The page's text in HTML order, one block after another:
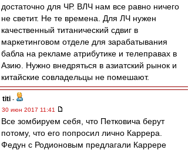
достаточно для ЧР. ВЛЧ нам все равно ничего
не светит. Не те времена. Для ЛЧ нужен
качественный титанический сдвиг в
маркетинговом отделе для зарабатывания
бабла на рекламе атрибутике и телеправах в
Азию. Нужно внедряться в азиатский рынок и
китайские совладельцы не помешают.
titi -
30 июн 2017 11:41
Все зомбируем себя, что Петковича берут
потому, что его попросил лично Каррера.
Федун с Родионовым предлагали Каррере